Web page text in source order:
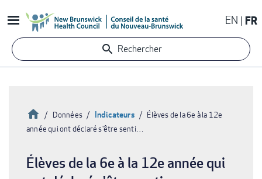
au
contenu
principal
EN FR
Rechercher
d'Ariane
Accueil
Données Indicateurs
Élèves de la 6e à la 12e
année qui ont déclaré s'être senti…
Élèves de la 6e à la 12e année qui